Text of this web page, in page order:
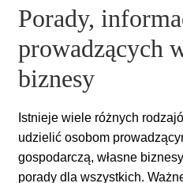
Porady,
prowadzących
biznesy
Istnieje wiele różnych
udzielić osobom
gospodarczą, własne
porady dla wszystkich.